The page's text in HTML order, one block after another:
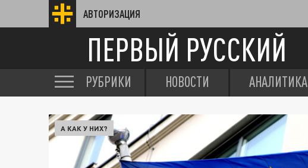
АВТОРИЗАЦИЯ
ПЕРВЫЙ РУССКИЙ
РУБРИКИ НОВОСТИ АНАЛИТИКА
А КАК У НИХ?